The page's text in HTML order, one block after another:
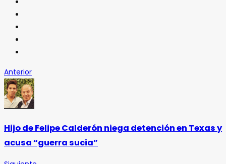
Anterior
Hijo de Felipe Calderón niega detención en Texas y
acusa “guerra sucia”